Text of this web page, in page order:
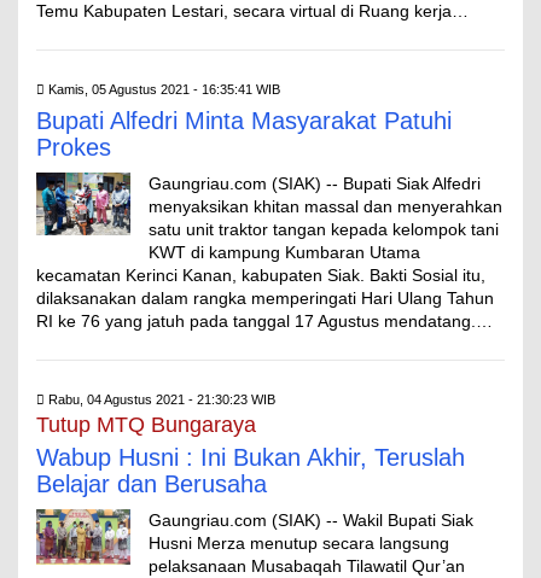
Temu Kabupaten Lestari, secara virtual di Ruang kerja…
Kamis, 05 Agustus 2021 - 16:35:41 WIB
Bupati Alfedri Minta Masyarakat Patuhi
Prokes
Gaungriau.com (SIAK) -- Bupati Siak Alfedri
menyaksikan khitan massal dan menyerahkan
satu unit traktor tangan kepada kelompok tani
KWT di kampung Kumbaran Utama
kecamatan Kerinci Kanan, kabupaten Siak. Bakti Sosial itu,
dilaksanakan dalam rangka memperingati Hari Ulang Tahun
RI ke 76 yang jatuh pada tanggal 17 Agustus mendatang.…
Rabu, 04 Agustus 2021 - 21:30:23 WIB
Tutup MTQ Bungaraya
Wabup Husni : Ini Bukan Akhir, Teruslah
Belajar dan Berusaha
Gaungriau.com (SIAK) -- Wakil Bupati Siak
Husni Merza menutup secara langsung
pelaksanaan Musabaqah Tilawatil Qur’an